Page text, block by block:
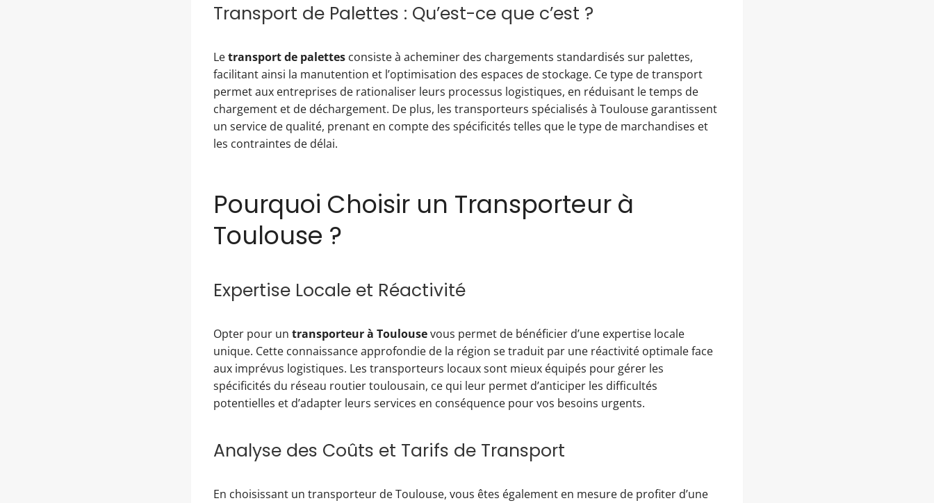
Transport de Palettes : Qu’est-ce que c’est ?
Letransport de palettes consiste à acheminer des chargements standardisés sur palettes,
facilitant ainsi la manutention et l’optimisation des espaces de stockage. Ce type de transport
permet aux entreprises de rationaliser leurs processus logistiques, en réduisant le temps de
chargement et de déchargement. De plus, les transporteurs spécialisés à Toulouse garantissent
un service de qualité, prenant en compte des spécificités telles que le type de marchandises et
les contraintes de délai.
Pourquoi Choisir un Transporteur à
Toulouse ?
Expertise Locale et Réactivité
Opter pour un transporteur à Toulousevous permet de bénéficier d’une expertise locale
unique. Cette connaissance approfondie de la région se traduit par une réactivité optimale face
aux imprévus logistiques. Les transporteurs locaux sont mieux équipés pour gérer les
spécificités du réseau routier toulousain, ce qui leur permet d’anticiper les difficultés
potentielles et d’adapter leurs services en conséquence pour vos besoins urgents.
Analyse des Coûts et Tarifs de Transport
En choisissant un transporteur de Toulouse, vous êtes également en mesure de profiter d’une